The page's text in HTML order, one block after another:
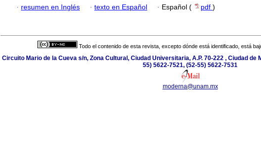
· resumen en Inglés · texto en Español · Español ( pdf )
Todo el contenido de esta revista, excepto dónde está identificado, está
Circuito Mario de la Cueva s/n, Zona Cultural, Ciudad Universitaria, A.P. 70-222 , Ciudad de
55) 5622-7521, (52-55) 5622-7531
moderna@unam.mx